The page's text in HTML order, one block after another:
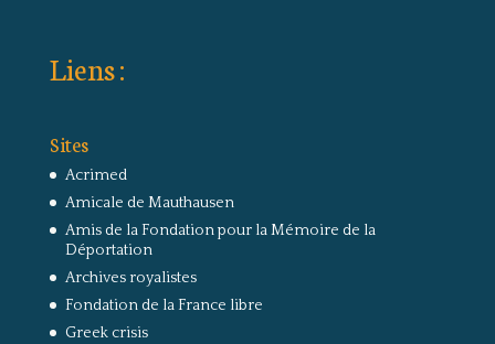
Liens :
Sites
Acrimed
Amicale de Mauthausen
Amis de la Fondation pour la Mémoire de la
Déportation
Archives royalistes
Fondation de la France libre
Greek crisis